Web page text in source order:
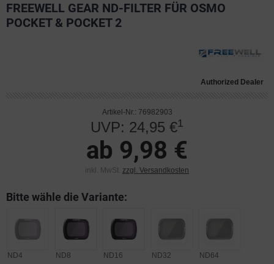
FREEWELL GEAR ND-FILTER FÜR OSMO
POCKET & POCKET 2
Authorized Dealer
Artikel-Nr.: 76982903
UVP: 24,95 €1
ab 9,98 €
inkl. MwSt. zzgl. Versandkosten
Bitte wähle die Variante:
ND4 ND8 ND16 ND32 ND64